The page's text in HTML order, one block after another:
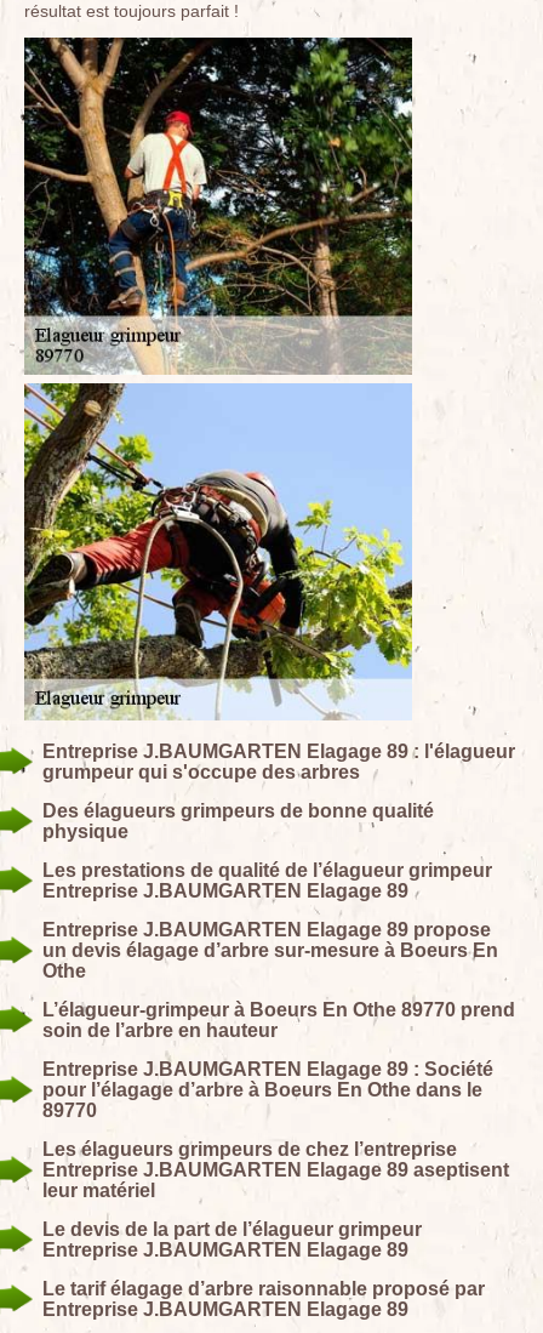
résultat est toujours parfait !
Entreprise J.BAUMGARTEN Elagage 89 : l'élagueur
grumpeur qui s'occupe des arbres
Des élagueurs grimpeurs de bonne qualité
physique
Les prestations de qualité de l’élagueur grimpeur
Entreprise J.BAUMGARTEN Elagage 89
Entreprise J.BAUMGARTEN Elagage 89 propose
un devis élagage d’arbre sur-mesure à Boeurs En
Othe
L’élagueur-grimpeur à Boeurs En Othe 89770 prend
soin de l’arbre en hauteur
Entreprise J.BAUMGARTEN Elagage 89 : Société
pour l’élagage d’arbre à Boeurs En Othe dans le
89770
Les élagueurs grimpeurs de chez l’entreprise
Entreprise J.BAUMGARTEN Elagage 89 aseptisent
leur matériel
Le devis de la part de l’élagueur grimpeur
Entreprise J.BAUMGARTEN Elagage 89
Le tarif élagage d’arbre raisonnable proposé par
Entreprise J.BAUMGARTEN Elagage 89